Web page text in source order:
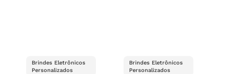
Brindes Eletrônicos
Personalizados
Brindes Eletrônicos
Personalizados